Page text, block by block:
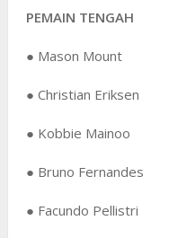
PEMAIN TENGAH
● Mason Mount
● Christian Eriksen
● Kobbie Mainoo
● Bruno Fernandes
● Facundo Pellistri